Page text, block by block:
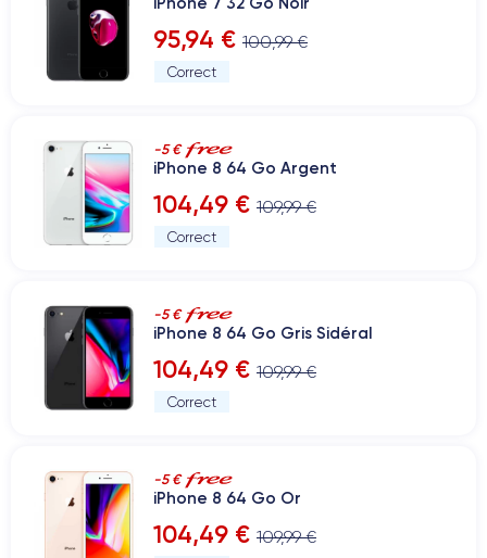
95,94 € 100,99 €
Correct
-5 €
iPhone 8 64 Go Argent
104,49 € 109,99 €
Correct
-5 €
iPhone 8 64 Go Gris Sidéral
104,49 € 109,99 €
Correct
-5 €
iPhone 8 64 Go Or
104,49 € 109,99 €